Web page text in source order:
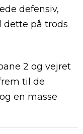
defensiv,
dette på trods
2 og vejret
til de
en masse